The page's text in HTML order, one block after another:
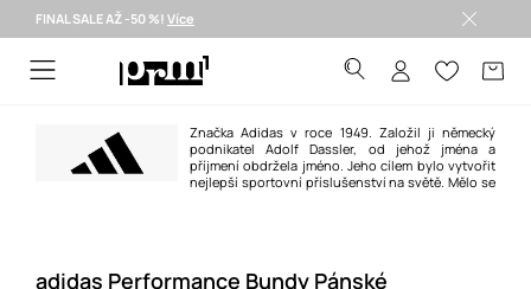
FINAL SALE AŽ -50 %! Více
Značka Adidas v roce 1949. Založil ji německý
podnikatel Adolf Dassler, od jehož jména a
příjmení obdržela jméno. Jeho cílem bylo vytvořit
nejlepší sportovní příslušenství na světě. Mělo se
adidas Performance Bundy Pánské